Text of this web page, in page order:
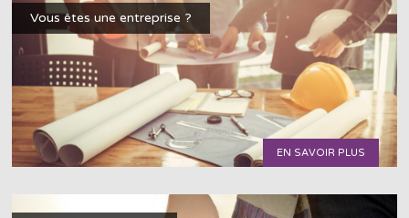
Vous êtes une entreprise ?
EN SAVOIR PLUS